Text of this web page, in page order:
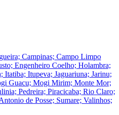
Campinas; Campo Limpo
Engenheiro Coelho; Holambra;
Itupeva; Jaguariuna; Jarinu;
Guacu; Mogi Mirim; Monte Mor;
Pedreira; Piracicaba; Rio Claro;
de Posse; Sumare; Valinhos;